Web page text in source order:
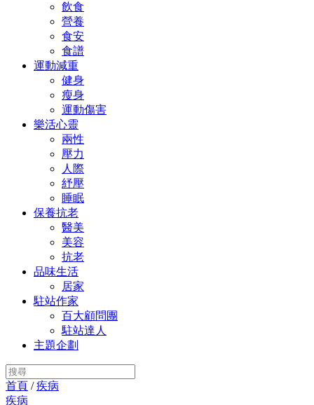
飲食
營養
食安
食譜
運動減重
健身
瘦身
運動傷害
樂活心靈
兩性
壓力
人際
紓壓
睡眠
保養抗老
醫美
美容
抗老
品味生活
居家
駐站作家
百大顧問團
駐站達人
主題企劃
首頁 /疾病
疾病